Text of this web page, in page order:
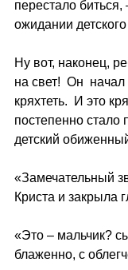
перестало биться,
ожидании
Ну вот, наконец,
на свет!  Он
кряхтеть.  И это
постепенно стало
детский
«Замечательный
Криста и закрыла
«Это – мальчик?
блаженно, с